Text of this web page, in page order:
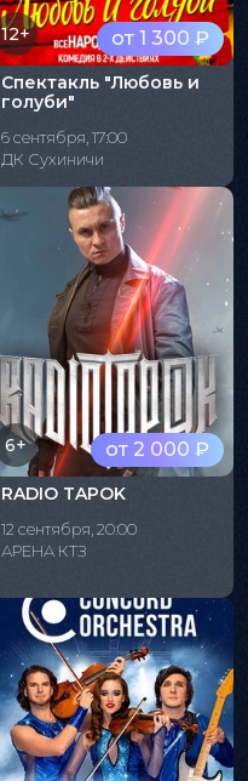
от 1 300 ₽
12+
Спектакль "Любовь и
голуби"
6 сентября, 17:00
ДК Сухиничи
от 2 000 ₽
6+
RADIO TAPOK
12 сентября, 20:00
АРЕНА КТЗ